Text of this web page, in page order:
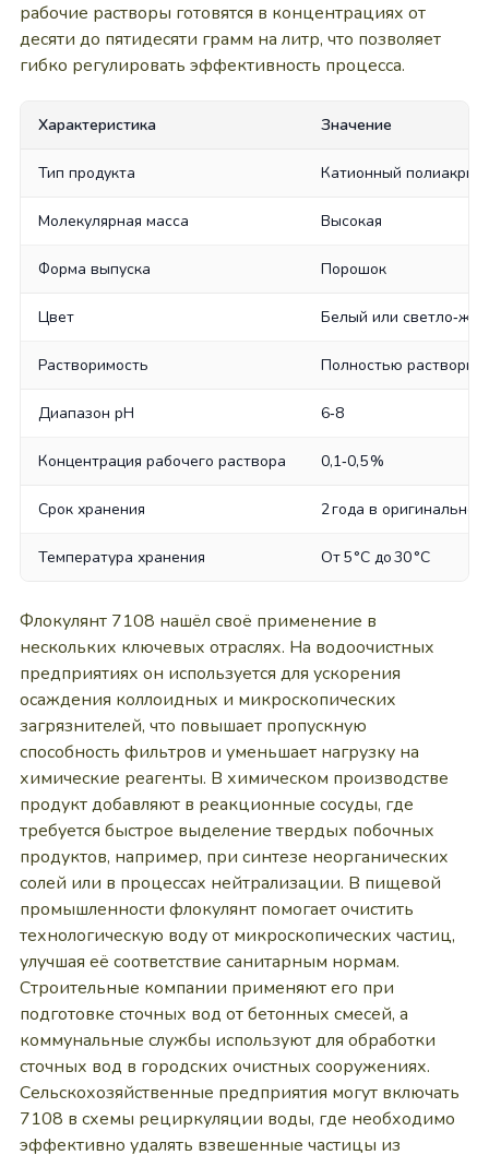
рабочие растворы готовятся в концентрациях от
десяти до пятидесяти грамм на литр, что позволяет
гибко регулировать эффективность процесса.
Характеристика Значение
Тип продукта Катионный
Молекулярная масса Высокая
Форма выпуска Порошок
Цвет Белый или
Растворимость Полностью растворим
Диапазон pH 6‑8
Концентрация рабочего раствора 0,1‑0,5 %
Срок хранения 2 года в
Температура хранения От 5 °C до 30 °C
Флокулянт 7108 нашёл своё применение в
нескольких ключевых отраслях. На водоочистных
предприятиях он используется для ускорения
осаждения коллоидных и микроскопических
загрязнителей, что повышает пропускную
способность фильтров и уменьшает нагрузку на
химические реагенты. В химическом производстве
продукт добавляют в реакционные сосуды, где
требуется быстрое выделение твердых побочных
продуктов, например, при синтезе неорганических
солей или в процессах нейтрализации. В пищевой
промышленности флокулянт помогает очистить
технологическую воду от микроскопических частиц,
улучшая её соответствие санитарным нормам.
Строительные компании применяют его при
подготовке сточных вод от бетонных смесей, а
коммунальные службы используют для обработки
сточных вод в городских очистных сооружениях.
Сельскохозяйственные предприятия могут включать
7108 в схемы рециркуляции воды, где необходимо
эффективно удалять взвешенные частицы из